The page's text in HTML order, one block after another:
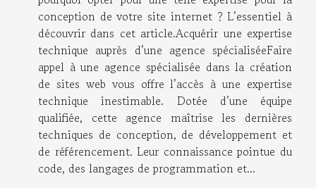
conception de votre site internet ? L’essentiel à
découvrir dans cet article.Acquérir une expertise
technique auprès d’une agence spécialiséeFaire
appel à une agence spécialisée dans la création
de sites web vous offre l’accès à une expertise
technique inestimable. Dotée d’une équipe
qualifiée, cette agence maîtrise les dernières
techniques de conception, de développement et
de référencement. Leur connaissance pointue du
code, des langages de programmation et...